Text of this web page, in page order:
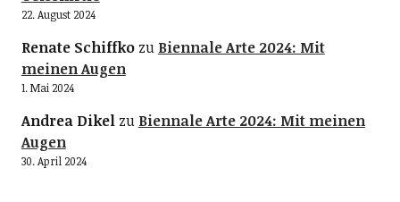
22. August 2024
Renate Schiffkozu Biennale Arte 2024: Mit
meinen Augen
1. Mai 2024
Andrea Dikelzu Biennale Arte 2024: Mit meinen
Augen
30. April 2024